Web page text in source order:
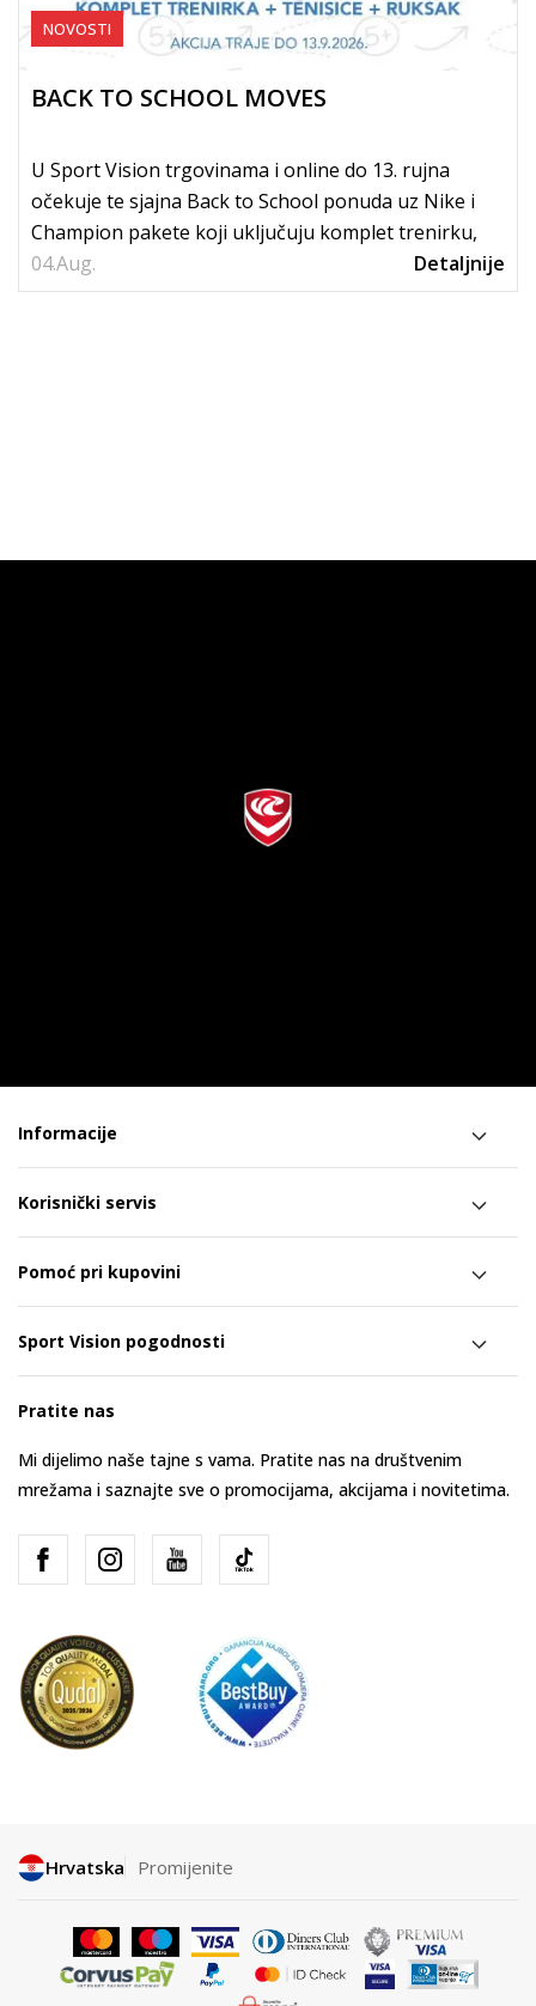
04.Aug.
NOVOSTI
BACK TO SCHOOL MOVES
U Sport Vision trgovinama i online do 13. rujna
očekuje te sjajna Back to School ponuda uz Nike i
Champion pakete koji uključuju komplet trenirku,
tenisice i...
Detaljnije
Informacije
Korisnički servis
Pomoć pri kupovini
Sport Vision pogodnosti
Pratite nas
Mi dijelimo naše tajne s vama. Pratite nas na društvenim
mrežama i saznajte sve o promocijama, akcijama i novitetima.
Hrvatska Promijenite